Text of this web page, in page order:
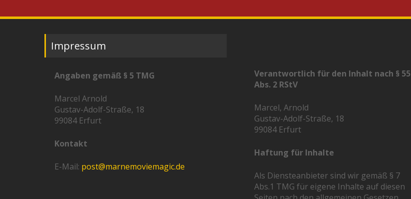
Impressum
Angaben gemäß § 5 TMG
Marcel Arnold
Gustav-Adolf-Straße, 18
99084 Erfurt
Kontakt
E-Mail: post@marnemoviemagic.de
Verantwortlich für den Inhalt nach § 55
Abs. 2 RStV
Marcel, Arnold
Gustav-Adolf-Straße, 18
99084 Erfurt
Haftung für Inhalte
Als Diensteanbieter sind wir gemäß § 7
Abs.1 TMG für eigene Inhalte auf diesen